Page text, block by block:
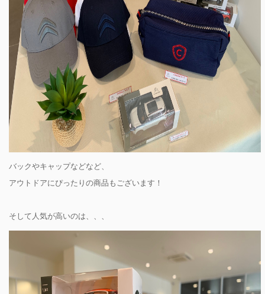
バックやキャップなどなど、
アウトドアにぴったりの商品もございます！
そして人気が高いのは、、、